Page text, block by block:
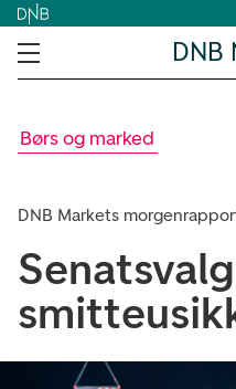
DNB
Børs og marked
DNB Markets